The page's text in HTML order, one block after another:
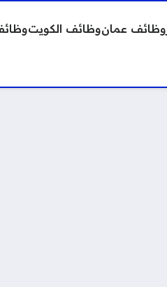
وظائف عمانوظائف الكويت